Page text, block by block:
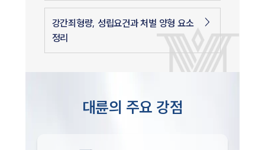
강간죄형량, 성립요건과 처벌 양형 요소
정리
대륜의 주요 강점